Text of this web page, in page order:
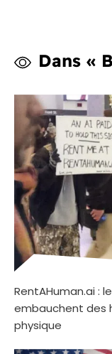
Dans «
RentAHuman.ai :
embauchent des
physique